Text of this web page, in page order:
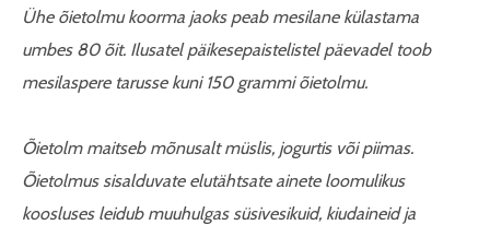
Ühe õietolmu koorma jaoks peab mesilane külastama
umbes 80 õit. Ilusatel päikesepaistelistel päevadel toob
mesilaspere tarusse kuni 150 grammi õietolmu.
Õietolm maitseb mõnusalt müslis, jogurtis või piimas.
Õietolmus sisalduvate elutähtsate ainete loomulikus
koosluses leidub muuhulgas süsivesikuid, kiudaineid ja